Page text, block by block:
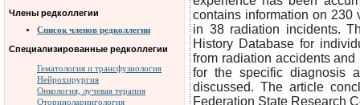
Члены редколлегии
Список членов редколлегии
Специализированные редколлегии
Гематология и трансфузиология
Нейрохирургия
Онкология, лучевая терапия
Оториноларингология
contains information on 230
in 38 radiation incidents.
History Database for
from radiation accidents
for the specific diagnosis
discussed. The article
Federation State Research